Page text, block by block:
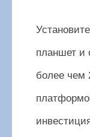
планшет и
более чем